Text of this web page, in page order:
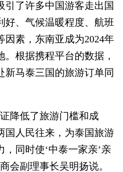
引了许多中国游客走出国
好、气候温暖程度、航班
因素，东南亚成为2024年
根据携程平台的数据，
新马泰三国的旅游订单同
低了旅游门槛和成
国人民往来，为泰国旅游
同时使‘中泰一家亲’亲
会副理事长吴明扬说。